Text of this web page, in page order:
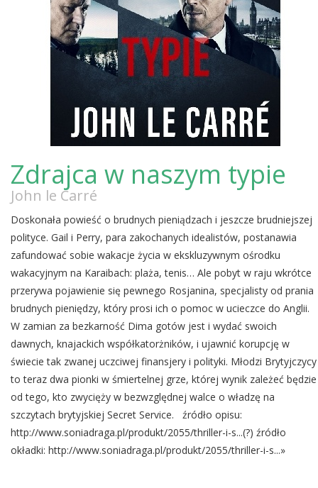
Zdrajca w naszym typie
John le Carré
Doskonała powieść o brudnych pieniądzach i jeszcze brudniejszej
polityce. Gail i Perry, para zakochanych idealistów, postanawia
zafundować sobie wakacje życia w ekskluzywnym ośrodku
wakacyjnym na Karaibach: plaża, tenis… Ale pobyt w raju wkrótce
przerywa pojawienie się pewnego Rosjanina, specjalisty od prania
brudnych pieniędzy, który prosi ich o pomoc w ucieczce do Anglii.
W zamian za bezkarność Dima gotów jest i wydać swoich
dawnych, knajackich współkatorżników, i ujawnić korupcję w
świecie tak zwanej uczciwej finansjery i polityki. Młodzi Brytyjczycy
to teraz dwa pionki w śmiertelnej grze, której wynik zależeć będzie
od tego, kto zwycięży w bezwzględnej walce o władzę na
szczytach brytyjskiej Secret Service. źródło opisu:
http://www.soniadraga.pl/produkt/2055/thriller-i-s...(?) źródło
okładki: http://www.soniadraga.pl/produkt/2055/thriller-i-s...»